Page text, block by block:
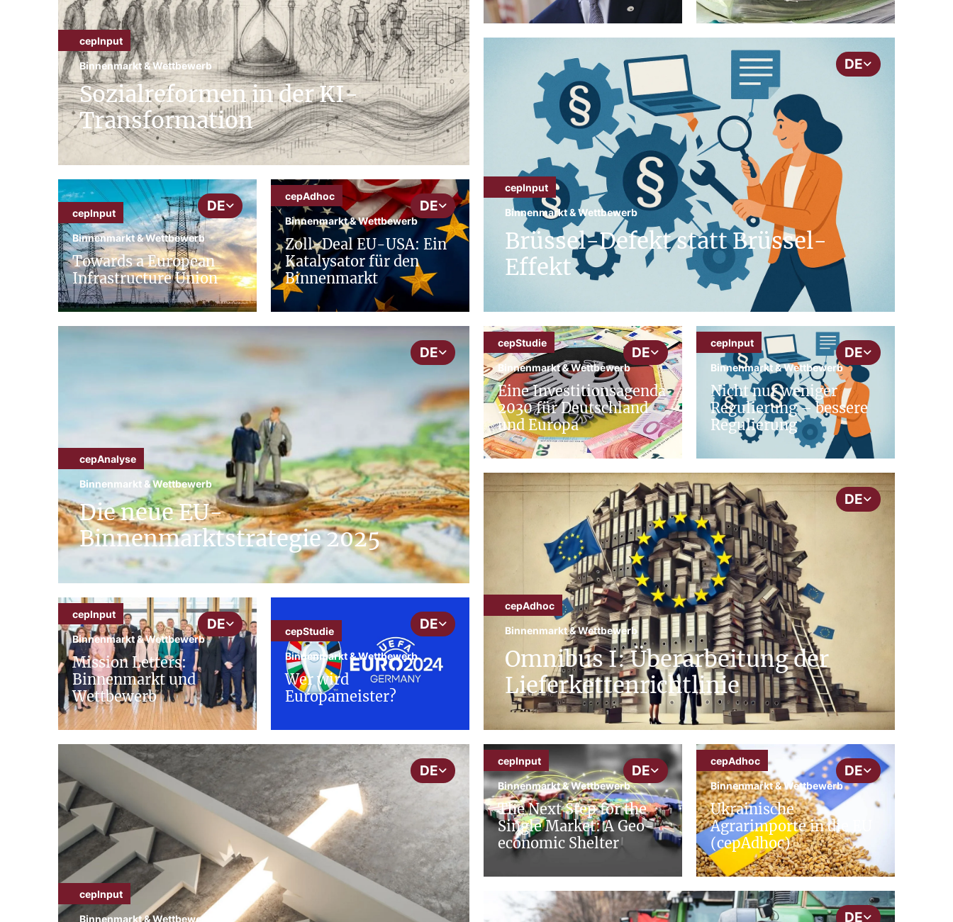
cepInput
Binnenmarkt & Wettbewerb
Sozialreformen in der KI-
Transformation
DE
cepInput
Binnenmarkt & Wettbewerb
Brüssel-Defekt statt Brüssel-
Effekt
DE
cepInput
Binnenmarkt & Wettbewerb
Towards a European
Infrastructure Union
DE
cepAdhoc
Binnenmarkt & Wettbewerb
Zoll-Deal EU-USA: Ein
Katalysator für den
Binnenmarkt
DE
cepAnalyse
Binnenmarkt & Wettbewerb
Die neue EU-
Binnenmarktstrategie 2025
DE
cepStudie
Binnenmarkt & Wettbewerb
Eine Investitionsagenda
2030 für Deutschland
und Europa
DE
cepInput
Binnenmarkt & Wettbewerb
Nicht nur weniger
Regulierung – bessere
Regulierung
DE
cepAdhoc
Binnenmarkt & Wettbewerb
Omnibus I: Überarbeitung der
Lieferkettenrichtlinie
DE
cepInput
Binnenmarkt & Wettbewerb
Mission Letters:
Binnenmarkt und
Wettbewerb
DE
cepStudie
Binnenmarkt & Wettbewerb
Wer wird
Europameister?
DE
cepInput
Binnenmarkt & Wettbewerb
DE
cepInput
Binnenmarkt & Wettbewerb
The Next Step for the
Single Market: A Geo-
economic Shelter
DE
cepAdhoc
Binnenmarkt & Wettbewerb
Ukrainische
Agrarimporte in die EU
(cepAdhoc)
DE